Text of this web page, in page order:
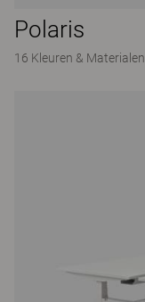
Polaris
16 Kleuren & Materialen